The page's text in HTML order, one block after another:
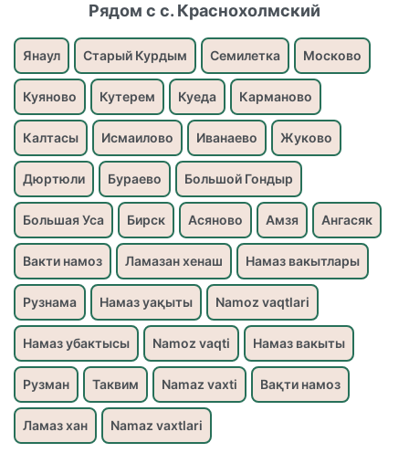
Рядом с с. Краснохолмский
Янаул Старый Курдым Семилетка Москово
Куяново Кутерем Куеда Карманово
Калтасы Исмаилово Иванаево Жуково
Дюртюли Бураево Большой Гондыр
Большая Уса Бирск Асяново Амзя Ангасяк
Вакти намоз Ламазан хенаш Намаз вакытлары
Рузнама Намаз уақыты Namoz vaqtlari
Намаз убактысы Namoz vaqti Намаз вакыты
Рузман Таквим Namaz vaxti Вақти намоз
Ламаз хан Namaz vaxtlari